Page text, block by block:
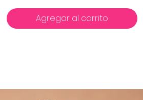
Agregar al carrito